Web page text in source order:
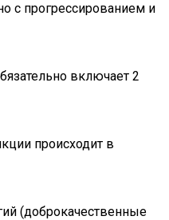
с прогрессированием и
включает 2
происходит в
(доброкачественные